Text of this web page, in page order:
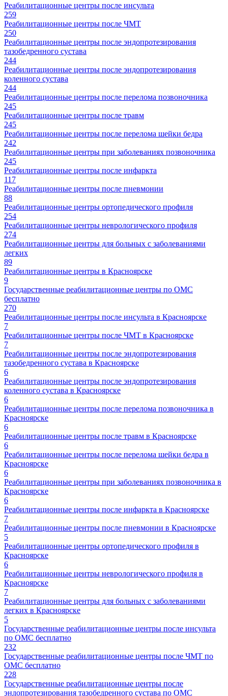
Реабилитационные центры после инсульта
259
Реабилитационные центры после ЧМТ
250
Реабилитационные центры после эндопротезирования
тазобедренного сустава
244
Реабилитационные центры после эндопротезирования
коленного сустава
244
Реабилитационные центры после перелома позвоночника
245
Реабилитационные центры после травм
245
Реабилитационные центры после перелома шейки бедра
242
Реабилитационные центры при заболеваниях позвоночника
245
Реабилитационные центры после инфаркта
117
Реабилитационные центры после пневмонии
88
Реабилитационные центры ортопедического профиля
254
Реабилитационные центры неврологического профиля
274
Реабилитационные центры для больных с заболеваниями
легких
89
Реабилитационные центры в Красноярске
9
Государственные реабилитационные центры по ОМС
бесплатно
270
Реабилитационные центры после инсульта в Красноярске
7
Реабилитационные центры после ЧМТ в Красноярске
7
Реабилитационные центры после эндопротезирования
тазобедренного сустава в Красноярске
6
Реабилитационные центры после эндопротезирования
коленного сустава в Красноярске
6
Реабилитационные центры после перелома позвоночника в
Красноярске
6
Реабилитационные центры после травм в Красноярске
6
Реабилитационные центры после перелома шейки бедра в
Красноярске
6
Реабилитационные центры при заболеваниях позвоночника в
Красноярске
6
Реабилитационные центры после инфаркта в Красноярске
7
Реабилитационные центры после пневмонии в Красноярске
5
Реабилитационные центры ортопедического профиля в
Красноярске
6
Реабилитационные центры неврологического профиля в
Красноярске
7
Реабилитационные центры для больных с заболеваниями
легких в Красноярске
5
Государственные реабилитационные центры после инсульта
по ОМС бесплатно
232
Государственные реабилитационные центры после ЧМТ по
ОМС бесплатно
228
Государственные реабилитационные центры после
эндопротезирования тазобедренного сустава по ОМС